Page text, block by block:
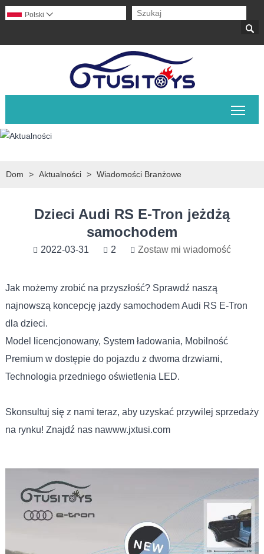

Polski 
Dom > Aktualności > Wiadomości Branżowe
Dzieci Audi RS E-Tron jeżdżą
samochodem
2022-03-31 2 Zostaw mi wiadomość
Jak możemy zrobić na przyszłość? Sprawdź naszą
najnowszą koncepcję jazdy samochodem Audi RS E-Tron
dla dzieci.
Model licencjonowany, System ładowania, Mobilność
Premium w dostępie do pojazdu z dwoma drzwiami,
Technologia przedniego oświetlenia LED.
Skonsultuj się z nami teraz, aby uzyskać przywilej sprzedaży
na rynku! Znajdź nas nawww.jxtusi.com